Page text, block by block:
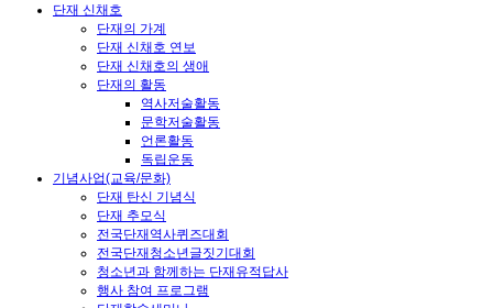
단재 신채호
단재의 가계
단재 신채호 연보
단재 신채호의 생애
단재의 활동
역사저술활동
문학저술활동
언론활동
독립운동
기념사업(교육/문화)
단재 탄신 기념식
단재 추모식
전국단재역사퀴즈대회
전국단재청소년글짓기대회
청소년과 함께하는 단재유적답사
행사 참여 프로그램